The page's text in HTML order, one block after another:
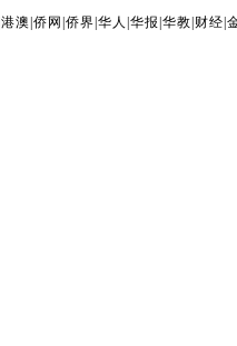
|港澳 |侨网 |侨界 |华人 |华报 |华教 财经 |